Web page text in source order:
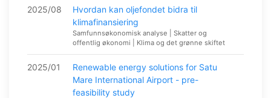
2025/08
Hvordan kan oljefondet bidra til
klimafinansiering
Samfunnsøkonomisk analyse | Skatter og
offentlig økonomi | Klima og det grønne skiftet
2025/01
Renewable energy solutions for Satu
Mare International Airport - pre-
feasibility study